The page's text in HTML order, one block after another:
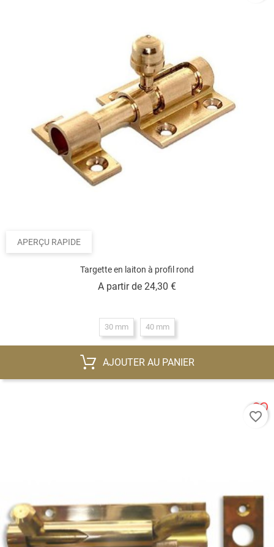
APERÇU RAPIDE
Targette en laiton à profil rond
A partir de 24,30 €Prix
30 mm 40 mm
AJOUTER AU PANIER
favorite_border